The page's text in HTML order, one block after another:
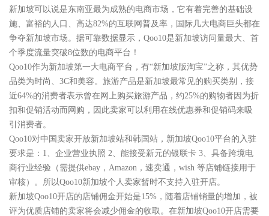
新加坡可以说是东南亚最为成熟的电商市场，它有着完善的基础设
施、富裕的人口、高达82%的互联网普及率，国际几大电商巨头都在
争夺新加坡市场。据可靠数据显示，Qoo10是新加坡访问量最大、首
个季度流量突破8位数的电商平台！
Qoo10作为新加坡第一大电商平台，有“新加坡版淘宝”之称，其优势
品类为时尚、3C和美容。旅游产品是新加坡最常见的购买类别，接
近64%的消费者表示曾在网上购买旅游产品，约25%的购物者因为折
扣和促销活动而网购，因此卖家可以利用在线优惠券和促销码来吸
引消费者。
Qoo10对中国卖家开放新加坡站和韩国站，新加坡Qoo10平台的入驻
要求是：1、企业营业执照 2、能接受新元的银联卡 3、具备跨境电
商行业经验（需提供ebay，Amazon，速卖通，wish 等店铺链接用于
审核）。所以Qoo10新加坡个人卖家暂时不支持入驻开店。
新加坡Qoo10开店的店铺佣金开始是15%，随着店铺销量的增加，被
评为优质店铺的卖家将会减少佣金的收取。在新加坡Qoo10开店需要